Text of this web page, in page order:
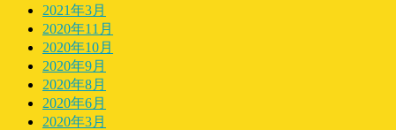
2021年3月
2020年11月
2020年10月
2020年9月
2020年8月
2020年6月
2020年3月